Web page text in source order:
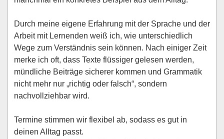
Durch meine eigene Erfahrung mit der Sprache und der
Arbeit mit Lernenden weiß ich, wie unterschiedlich
Wege zum Verständnis sein können. Nach einiger Zeit
merke ich oft, dass Texte flüssiger gelesen werden,
mündliche Beiträge sicherer kommen und Grammatik
nicht mehr nur „richtig oder falsch“, sondern
nachvollziehbar wird.
Termine stimmen wir flexibel ab, sodass es gut in
deinen Alltag passt.